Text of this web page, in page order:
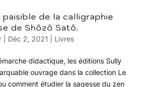
paisible de la calligraphie
de Shôzô Satô.
| Déc 2, 2021 Livres
didactique, les éditions Sully
ouvrage dans la collection Le
comment étudier la sagesse du zen